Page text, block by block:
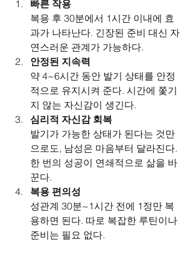
빠른 작용
복용 후 30분에서 1시간 이내에 효
과가 나타난다. 긴장된 준비 대신 자
연스러운 관계가 가능하다.
안정된 지속력
약 4~6시간 동안 발기 상태를 안정
적으로 유지시켜 준다. 시간에 쫓기
지 않는 자신감이 생긴다.
심리적 자신감 회복
발기가 가능한 상태가 된다는 것만
으로도, 남성은 마음부터 달라진다.
한 번의 성공이 연쇄적으로 삶을 바
꾼다.
복용 편의성
성관계 30분~1시간 전에 1정만 복
용하면 된다. 따로 복잡한 루틴이나
준비는 필요 없다.